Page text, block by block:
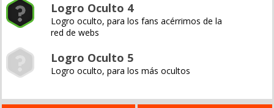
Logro Oculto 4
Logro oculto, para los fans acérrimos de la
red de webs
Logro Oculto 5
Logro oculto, para los más ocultos